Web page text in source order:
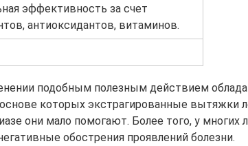
эффективность за счет
антиоксидантов, витаминов.
подобным полезным действием
основе которых экстрагированные вытяжки
они мало помогают. Более того, у многих
обострения проявлений болезни.